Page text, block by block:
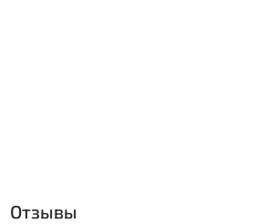
Отзывы